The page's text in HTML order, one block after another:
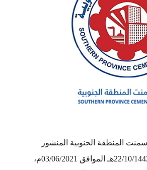
المنطقة الجنوبية المنشور
على موقع تداول بتاريخ 22/10/1442هـ الموافق 03/06/2021م،